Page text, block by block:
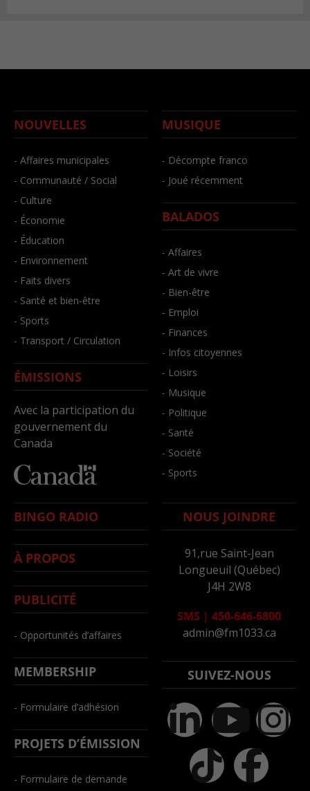
NOUVELLES
- Affaires municipales
- Communauté / Social
- Culture
- Économie
- Éducation
- Environnement
- Faits divers
- Santé et bien-être
- Sports
- Transport / Circulation
ÉMISSIONS
Avec la participation du
gouvernement du
Canada
MUSIQUE
- Décompte franco
- Joué récemment
BALADOS
- Affaires
- Art de vivre
- Bien-être
- Emploi
- Finances
- Infos citoyennes
- Loisirs
- Musique
- Politique
- Santé
- Société
- Sports
BINGO RADIO
À PROPOS
PUBLICITÉ
- Opportunités d’affaires
MEMBERSHIP
- Formulaire d’adhésion
PROJETS D’ÉMISSION
- Formulaire de demande
NOUS JOINDRE
91,rue Saint-Jean
Longueuil (Québec)
J4H 2W8
SMS | 450-646-6800
admin@fm1033.ca
SUIVEZ-NOUS